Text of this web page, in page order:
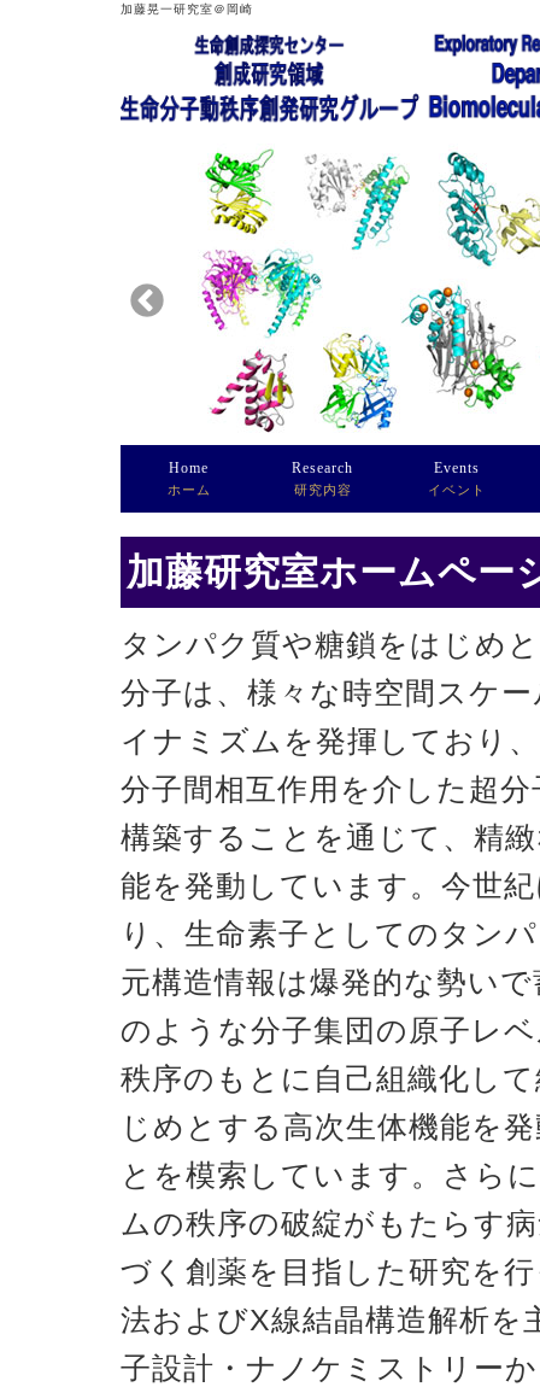
加藤晃一研究室＠岡崎
Home
ホーム
Research
研究内容
Events
イベント
加藤研究室ホームペー
タンパク質や糖鎖をはじめ
分子は、様々な時空間スケ
イナミズムを発揮しており
分子間相互作用を介した超
構築することを通じて、精
能を発動しています。今世
り、生命素子としてのタン
元構造情報は爆発的な勢い
のような分子集団の原子レ
秩序のもとに自己組織化し
じめとする高次生体機能を
とを模索しています。さら
ムの秩序の破綻がもたらす
づく創薬を目指した研究を
法およびX線結晶構造解析を
子設計・ナノケミストリー